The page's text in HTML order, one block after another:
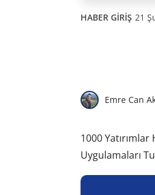
HABER GİRİŞ 21
Emre Can
1000 Yatırımlar
Uygulamaları